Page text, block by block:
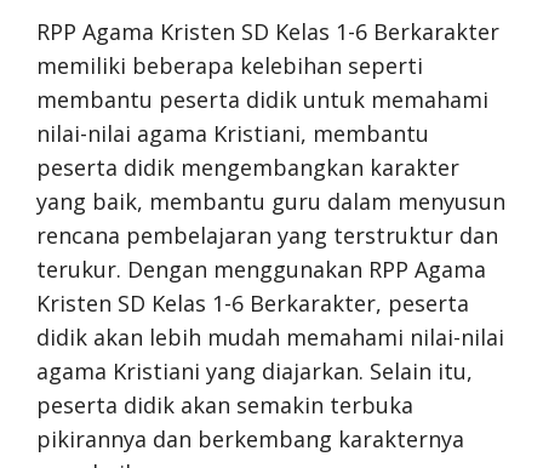
RPP Agama Kristen SD Kelas 1-6 Berkarakter
memiliki beberapa kelebihan seperti
membantu peserta didik untuk memahami
nilai-nilai agama Kristiani, membantu
peserta didik mengembangkan karakter
yang baik, membantu guru dalam menyusun
rencana pembelajaran yang terstruktur dan
terukur. Dengan menggunakan RPP Agama
Kristen SD Kelas 1-6 Berkarakter, peserta
didik akan lebih mudah memahami nilai-nilai
agama Kristiani yang diajarkan. Selain itu,
peserta didik akan semakin terbuka
pikirannya dan berkembang karakternya